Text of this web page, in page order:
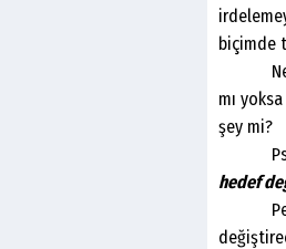
biçimde
Nedir
mı
şey mi?
hedef
Peki,